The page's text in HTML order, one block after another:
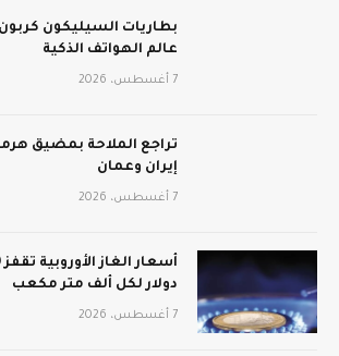
بطاريات السيليكون
عالم الهواتف الذكية
7 أغسطس، 2026
تراجع الملاحة بمضيق
إيران وعمان
7 أغسطس، 2026
دولار لكل ألف متر مكعب
7 أغسطس، 2026